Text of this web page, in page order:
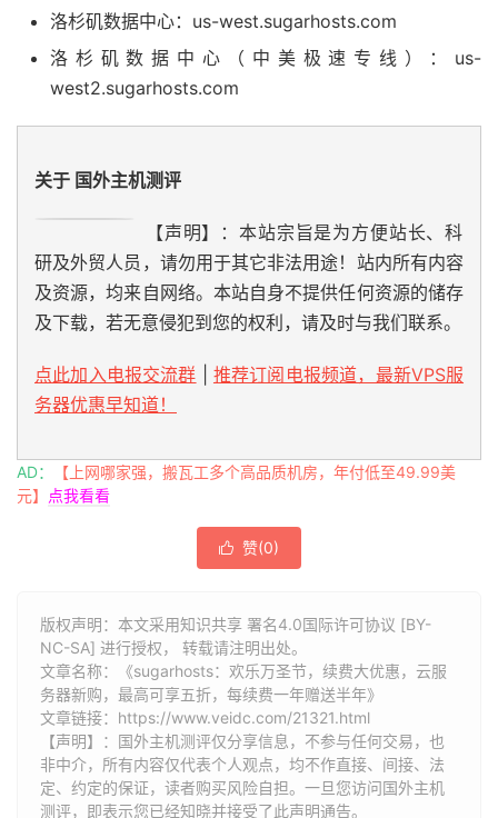
洛杉矶数据中心：us-west.sugarhosts.com
洛杉矶数据中心（中美极速专线）：us-
west2.sugarhosts.com
关于 国外主机测评
【声明】：本站宗旨是为方便站长、科
研及外贸人员，请勿用于其它非法用途！站内所有内容
及资源，均来自网络。本站自身不提供任何资源的储存
及下载，若无意侵犯到您的权利，请及时与我们联系。
点此加入电报交流群
推荐订阅电报频道，最新VPS服
务器优惠早知道！
AD：
【上网哪家强，搬瓦工多个高品质机房，年付低至49.99美
元】
点我看看
 赞(0)
版权声明：本文采用知识共享 署名4.0国际许可协议 [BY-
NC-SA] 进行授权， 转载请注明出处。
文章名称：《sugarhosts：欢乐万圣节，续费大优惠，云服
务器新购，最高可享五折，每续费一年赠送半年》
文章链接： https://www.veidc.com/21321.html
【声明】：国外主机测评仅分享信息，不参与任何交易，也
非中介，所有内容仅代表个人观点，均不作直接、间接、法
定、约定的保证，读者购买风险自担。一旦您访问国外主机
测评，即表示您已经知晓并接受了此声明通告。